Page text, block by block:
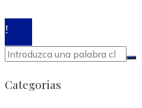
Categorias